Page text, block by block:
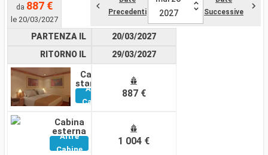
da 887 €
le 20/03/2027
Precedenti
2027
Successive
PARTENZA IL
RITORNO IL
Cabina
standard
Altre
Cabine
Cabina
esterna
Altre
Cabine
20/03/2027
29/03/2027
887 €
1 004 €